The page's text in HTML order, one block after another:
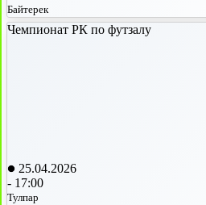
Байтерек
Чемпионат РК по футзалу
25.04.2026
- 17:00
Тулпар